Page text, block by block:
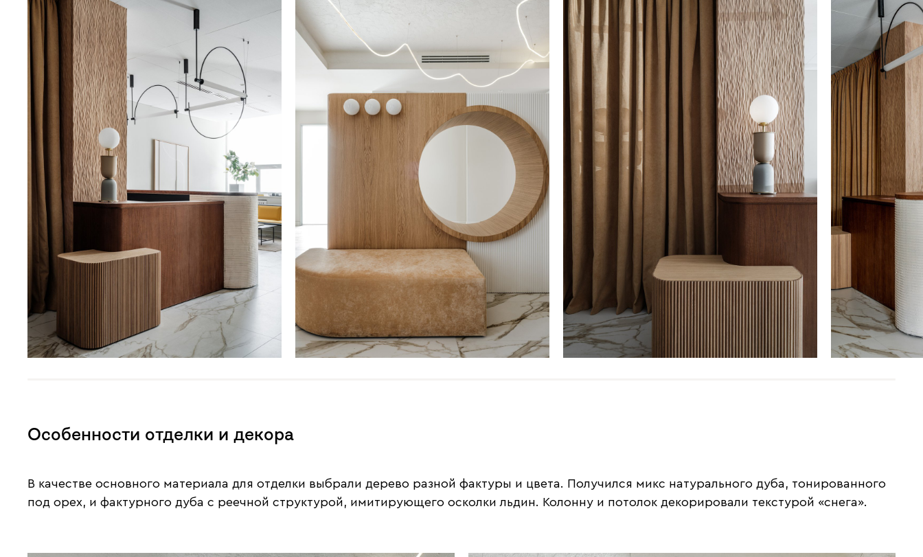
Особенности отделки и декора
В качестве основного материала для отделки выбрали дерево разной фактуры и цвета. Получился микс натурального дуба, тонированного
под орех, и фактурного дуба с реечной структурой, имитирующего осколки льдин. Колонну и потолок декорировали текстурой «снега».